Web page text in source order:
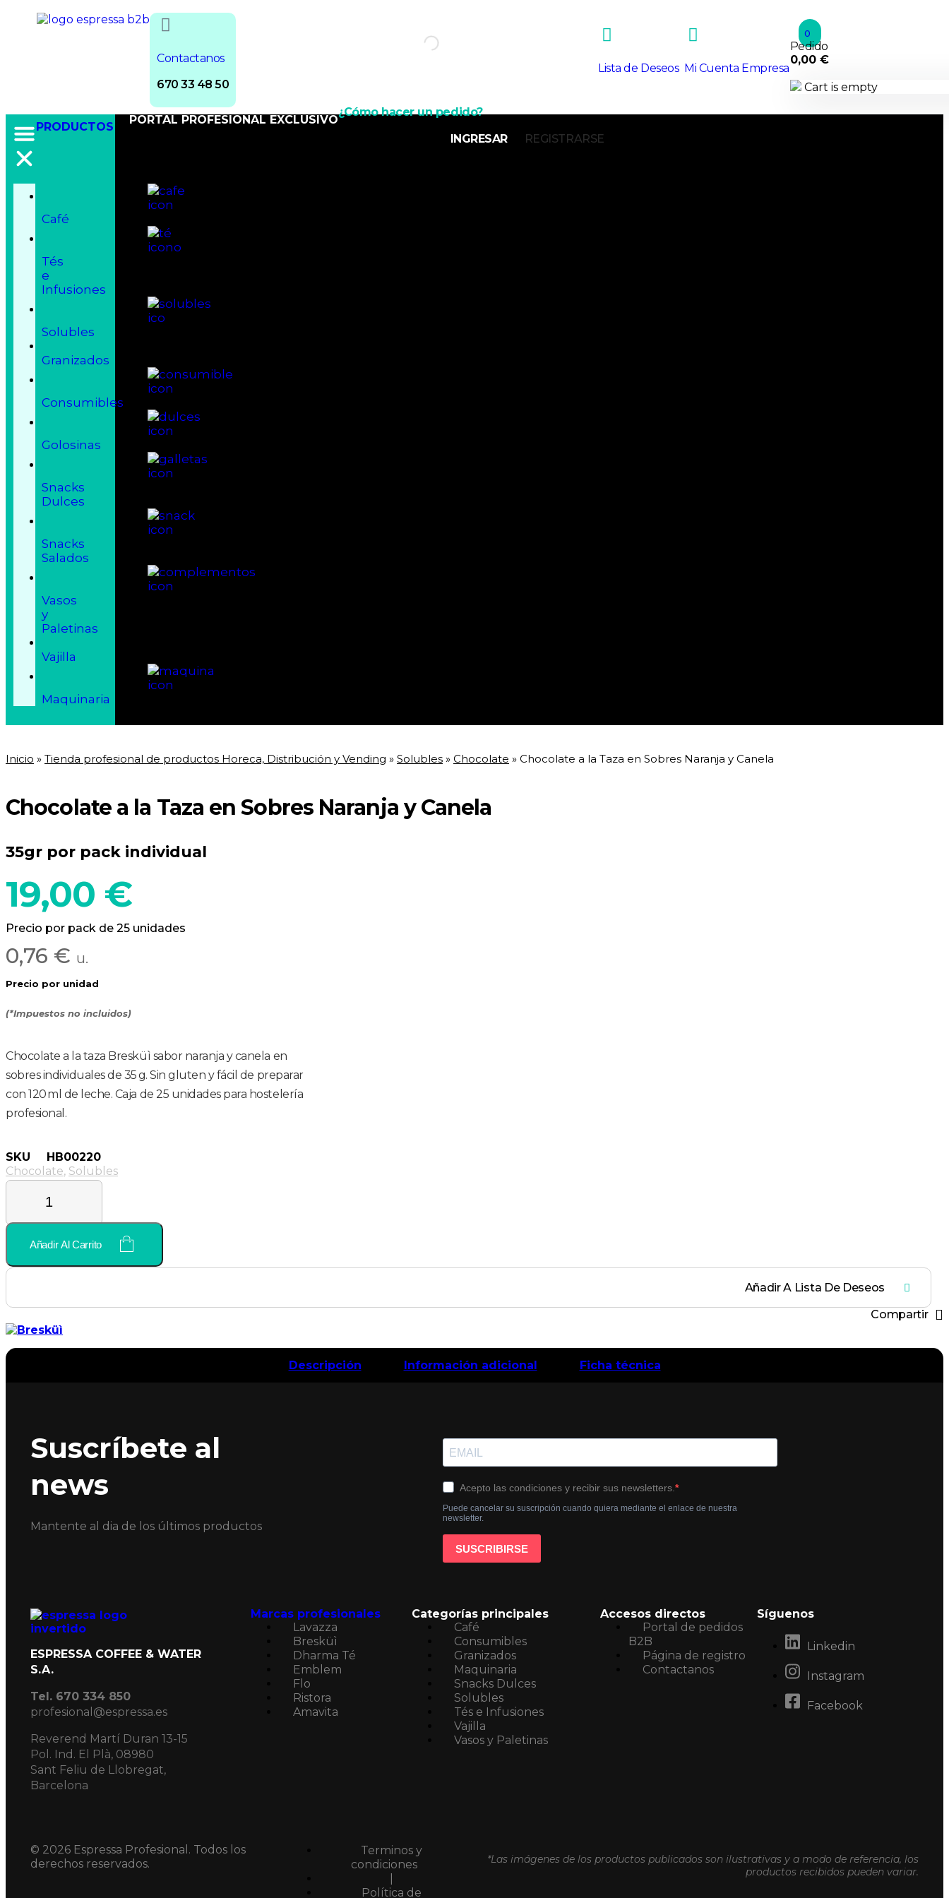
Contactanos
670 33 48 50
Lista de Deseos Mi Cuenta Empresa
0
Pedido
0,00 €
Cart is empty
Café
Tés
e
Infusiones
Solubles
Granizados
Consumibles
Golosinas
Snacks
Dulces
Snacks
Salados
Vasos
y
Paletinas
Vajilla
Maquinaria
PRODUCTOS
PORTAL PROFESIONAL EXCLUSIVO
¿Cómo hacer un pedido?
INGRESAR
REGISTRARSE
Inicio » Tienda profesional de productos Horeca, Distribución y Vending » Solubles » Chocolate » Chocolate a la Taza en Sobres Naranja y Canela
Chocolate a la Taza en Sobres Naranja y Canela
35gr por pack individual
Precio por pack de 25 unidades
(*Impuestos no incluidos)
19,00 €
Precio por unidad
Chocolate a la taza Bresküì sabor naranja y canela en
sobres individuales de 35 g. Sin gluten y fácil de preparar
con 120 ml de leche. Caja de 25 unidades para hostelería
profesional.
Añadir Al Carrito
Añadir A Lista De Deseos
Compartir
SKU
HB00220
Chocolate, Solubles
0,76 € u.
Descripción Información adicional Ficha técnica
Suscríbete al
news
Mantente al dia de los últimos productos
ESPRESSA COFFEE & WATER
S.A.
Tel. 670 334 850
profesional@espressa.es
Reverend Martí Duran 13-15
Pol. Ind. El Plà, 08980
Sant Feliu de Llobregat,
Barcelona
Marcas profesionales
Lavazza
Bresküì
Dharma Té
Emblem
Flo
Ristora
Amavita
Categorías principales
Café
Consumibles
Granizados
Maquinaria
Snacks Dulces
Solubles
Tés e Infusiones
Vajilla
Vasos y Paletinas
Accesos directos
Portal de pedidos
B2B
Página de registro
Contactanos
Síguenos
Linkedin
Instagram
Facebook
© 2026 Espressa Profesional. Todos los
derechos reservados.
Terminos y
condiciones
Política de
*Las imágenes de los productos publicados son ilustrativas y a modo de referencia, los
productos recibidos pueden variar.